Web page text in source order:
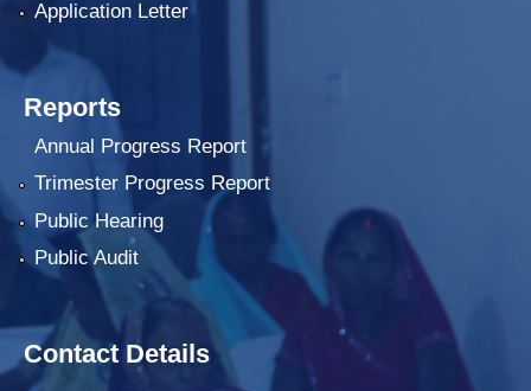
Application Letter
Reports
Annual Progress Report
Trimester Progress Report
Public Hearing
Public Audit
Contact Details